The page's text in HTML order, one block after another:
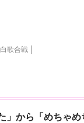
歌合戦
」から「めちゃ